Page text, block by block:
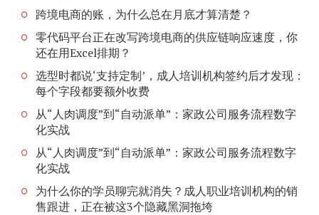
跨境电商的账，为什么总在月底才算清楚？
零代码平台正在改写跨境电商的供应链响应速度，你
还在用Excel排期？
选型时都说‘支持定制’，成人培训机构签约后才发现：
每个字段都要额外收费
从“人肉调度”到“自动派单”：家政公司服务流程数字
化实战
从“人肉调度”到“自动派单”：家政公司服务流程数字
化实战
为什么你的学员聊完就消失？成人职业培训机构的销
售跟进，正在被这3个隐藏黑洞拖垮